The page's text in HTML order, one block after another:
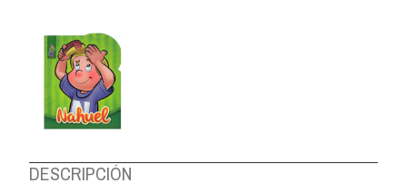
DESCRIPCIÓN